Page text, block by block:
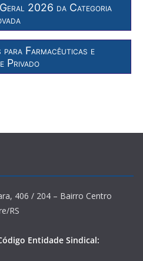
Geral 2026 da Categoria
Farmacêuticas e
Privado
406 / 204 – Bairro Centro
RS
Entidade Sindical: